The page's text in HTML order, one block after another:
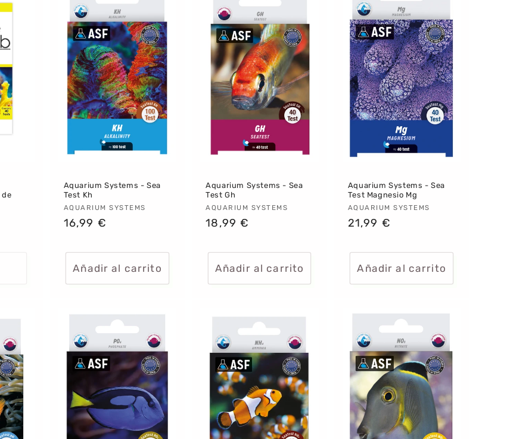
de
Aquarium Systems - Sea
Test Kh
Proveedor:
AQUARIUM SYSTEMS
Precio
16,99 €
Añadir al carrito
Aquarium Systems - Sea
Test Gh
Proveedor:
AQUARIUM SYSTEMS
Precio
18,99 €
Añadir al carrito
Aquarium Systems - Sea
Test Magnesio Mg
Proveedor:
AQUARIUM SYSTEMS
Precio
21,99 €
Añadir al carrito